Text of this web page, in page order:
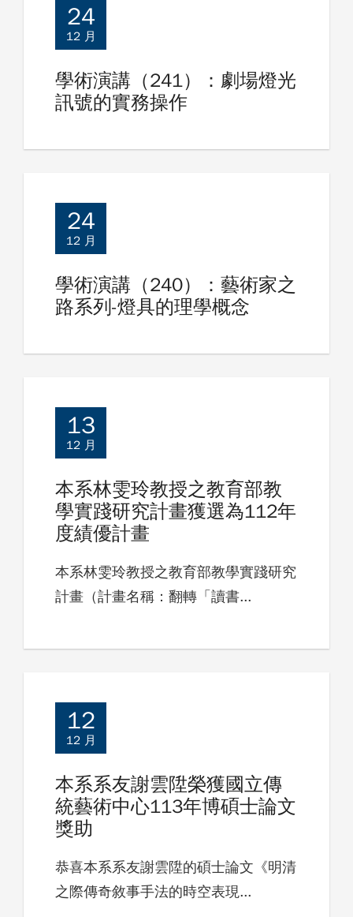
24
12 月
學術演講（241）：劇場燈光
訊號的實務操作
24
12 月
學術演講（240）：藝術家之
路系列-燈具的理學概念
13
12 月
本系林雯玲教授之教育部教
學實踐研究計畫獲選為112年
度績優計畫
本系林雯玲教授之教育部教學實踐研究
計畫（計畫名稱：翻轉「讀書...
12
12 月
本系系友謝雲陞榮獲國立傳
統藝術中心113年博碩士論文
獎助
恭喜本系系友謝雲陞的碩士論文《明清
之際傳奇敘事手法的時空表現...